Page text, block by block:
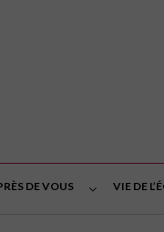
DE VOUS VIE DE